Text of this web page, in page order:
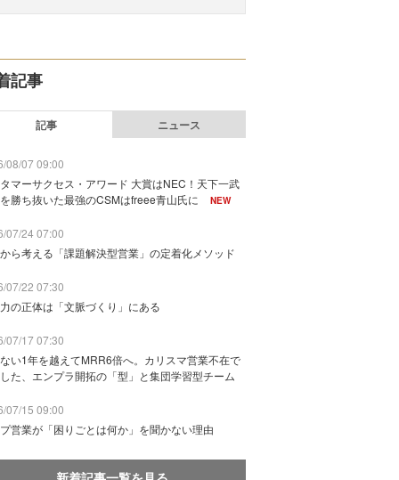
記事
記事 ニュース
08/07 09:00
マーサクセス・アワード 大賞はNEC！天下一武
勝ち抜いた最強のCSMはfreee青山氏に
NEW
07/24 07:00
ら考える「課題解決型営業」の定着化メソッド
07/22 07:30
の正体は「文脈づくり」にある
07/17 07:30
い1年を越えてMRR6倍へ。カリスマ営業不在で
た、エンプラ開拓の「型」と集団学習型チーム
07/15 09:00
営業が「困りごとは何か」を聞かない理由